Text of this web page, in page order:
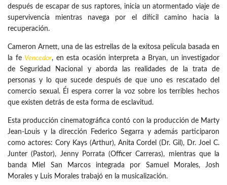
después de escapar de sus raptores, inicia un atormentado viaje de
supervivencia mientras navega por el difícil camino hacia la
recuperación.
Cameron Arnett, una de las estrellas de la exitosa película basada en
la fe Vencedor, en esta ocasión interpreta a Bryan, un investigador
de Seguridad Nacional y aborda las realidades de la trata de
personas y lo que sucede después de que uno es rescatado del
comercio sexual. Él espera correr la voz sobre los terribles hechos
que existen detrás de esta forma de esclavitud.
Esta producción cinematográfica contó con la producción de Marty
Jean-Louis y la dirección Federico Segarra y además participaron
como actores: Cory Kays (Arthur), Anita Cordel (Dr. Gil), Dr. Joel C.
Junter (Pastor), Jenny Porrata (Officer Carreras), mientras que la
banda Miel San Marcos integrada por Samuel Morales, Josh
Morales y Luis Morales trabajó en la musicalización.